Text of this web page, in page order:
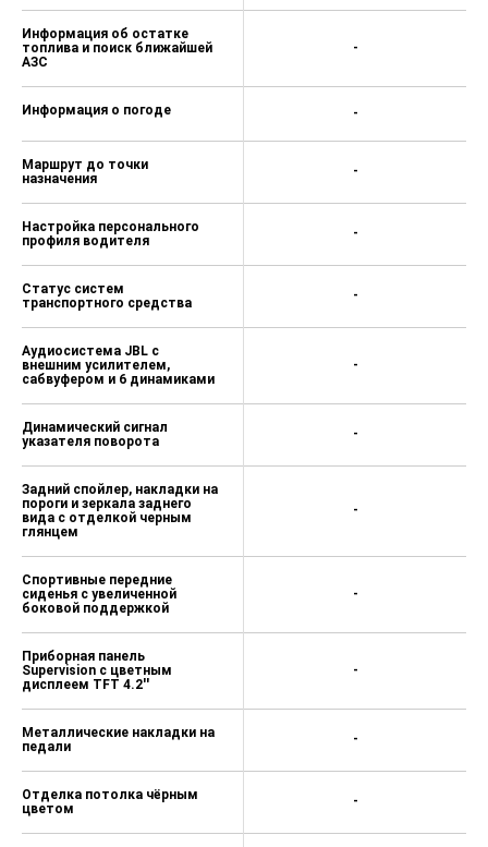
Информация об остатке
топлива и поиск ближайшей
AЗС
Информация о погоде
Маршрут до точки
назначения
Настройка персонального
профиля водителя
Статус систем
транспортного средства
Аудиосистема JBL c
внешним усилителем,
сабвуфером и 6 динамиками
Динамический сигнал
указателя поворота
Задний спойлер, накладки на
пороги и зеркала заднего
вида с отделкой черным
глянцем
Спортивные передние
сиденья с увеличенной
боковой поддержкой
Приборная панель
Supervision c цветным
дисплеем TFT 4.2''
Металлические накладки на
педали
Отделка потолка чёрным
цветом
-
-
-
-
-
-
-
-
-
-
-
-